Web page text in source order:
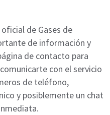
de Gases de
de información y
de contacto para
con el servicio
de teléfono,
y posiblemente un chat